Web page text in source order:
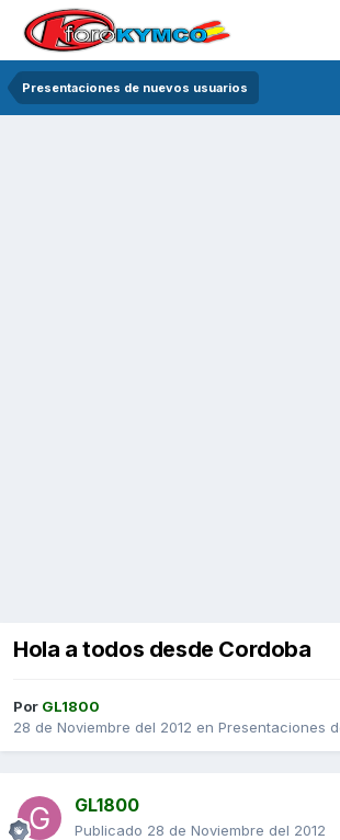
Presentaciones de nuevos usuarios
Hola a todos desde Cordoba
Por GL1800
28 de Noviembre del 2012 en Presentaciones
GL1800
Publicado 28 de Noviembre del 2012